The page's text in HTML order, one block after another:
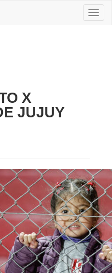
X
JUJUY